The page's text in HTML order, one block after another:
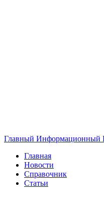
Главный Информационный
Главная
Новости
Справочник
Статьи